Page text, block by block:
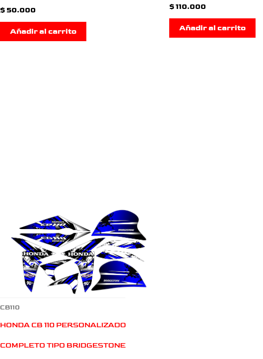
$50.000
Añadir al carrito
$110.000
Añadir al carrito
CB110
HONDA CB 110 PERSONALIZADO
COMPLETO TIPO BRIDGESTONE